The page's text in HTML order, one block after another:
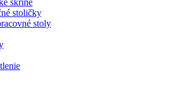
skrine
stoličky
stoly